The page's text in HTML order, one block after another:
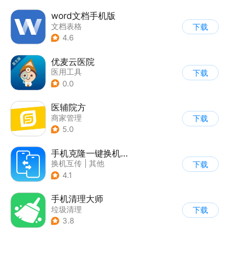
word文档手机版
文档表格
4.6
下载
优麦云医院
医用工具
0.0
下载
医辅院方
商家管理
5.0
下载
手机克隆一键换机助手
换机互传
其他
4.1
下载
手机清理大师
垃圾清理
3.8
下载